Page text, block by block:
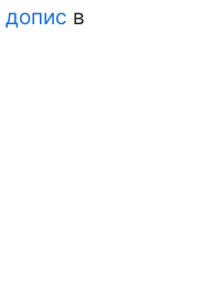
допис в